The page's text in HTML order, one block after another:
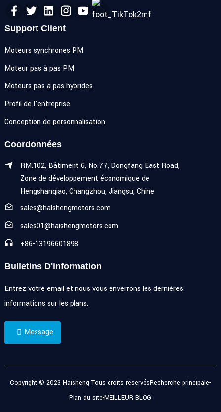
Support Client
Moteurs synchrones PM
Moteur pas à pas PM
Moteurs pas à pas hybrides
Profil de l'entreprise
Conception de personnalisation
Coordonnées
RM.102, Bâtiment 6, No.77, Dongfang East Road,
Zone de développement économique de
Hengshanqiao, Changzhou, Jiangsu, Chine
sales@haishengmotors.com
sales01@haishengmotors.com
+86-13196601898
Bulletins D'information
Entrez votre email et nous vous enverrons les dernières
informations sur les plans.
Message
Copyright © 2023 Haisheng Tous droits réservésRecherche principale-
Plan du site-MEILLEUR BLOG